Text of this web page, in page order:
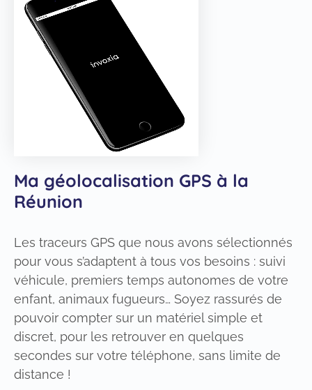
Ma géolocalisation GPS à la
Réunion
Les traceurs GPS que nous avons sélectionnés
pour vous s’adaptent à tous vos besoins : suivi
véhicule, premiers temps autonomes de votre
enfant, animaux fugueurs… Soyez rassurés de
pouvoir compter sur un matériel simple et
discret, pour les retrouver en quelques
secondes sur votre téléphone, sans limite de
distance !